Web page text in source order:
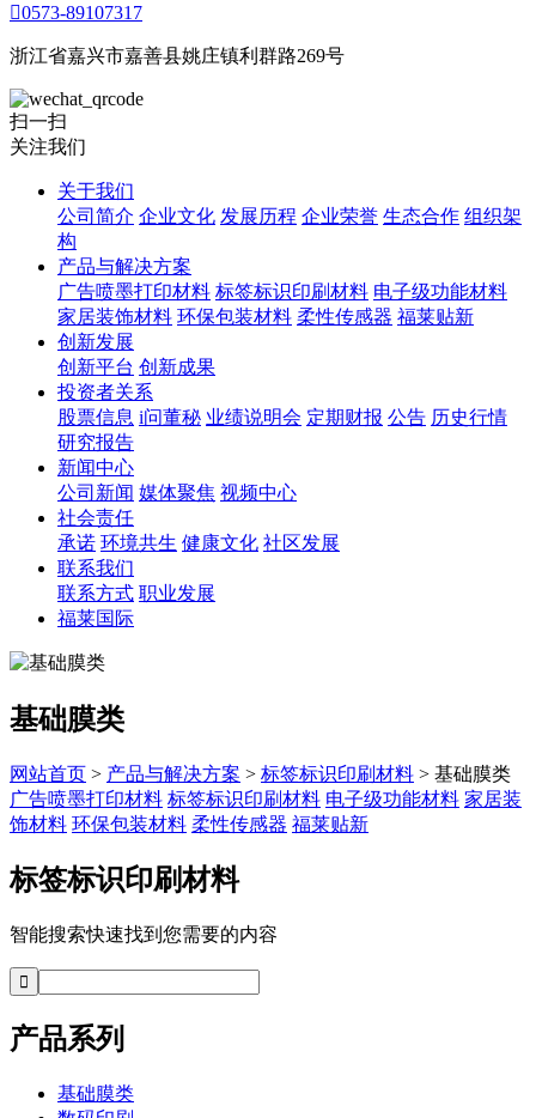
0573-89107317
浙江省嘉兴市嘉善县姚庄镇利群路269号
扫一扫
关注我们
关于我们
公司简介 企业文化 发展历程 企业荣誉 生态合作 组织架
构
产品与解决方案
广告喷墨打印材料 标签标识印刷材料 电子级功能材料
家居装饰材料 环保包装材料 柔性传感器 福莱贴新
创新发展
创新平台 创新成果
投资者关系
股票信息 i问董秘 业绩说明会 定期财报 公告 历史行情
研究报告
新闻中心
公司新闻 媒体聚焦 视频中心
社会责任
承诺 环境共生 健康文化 社区发展
联系我们
联系方式 职业发展
福莱国际
基础膜类
网站首页 > 产品与解决方案 > 标签标识印刷材料 > 基础膜类
广告喷墨打印材料 标签标识印刷材料 电子级功能材料 家居装
饰材料 环保包装材料 柔性传感器 福莱贴新
标签标识印刷材料
智能搜索快速找到您需要的内容
产品系列
基础膜类